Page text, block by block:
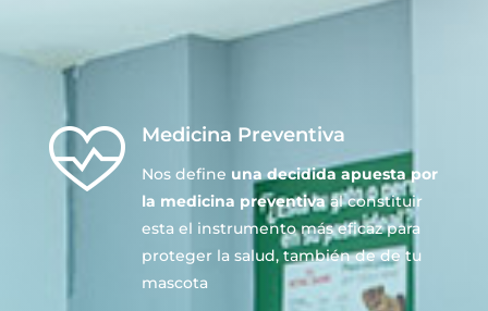
Medicina Preventiva
Nos define una decidida apuesta por
la medicina preventivaal constituir
esta el instrumento más eficaz para
proteger la salud, también de de tu
mascota